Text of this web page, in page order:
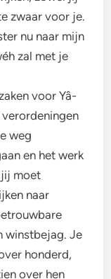
zwaar voor je.
nu naar mijn
zal met je
voor Yâ-
weg
en het werk
moet
naar
winstbejag. Je
honderd,
over hen